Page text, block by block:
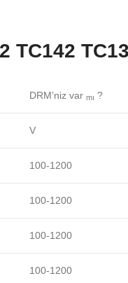
TC142
DRM’niz var mı ?
V
100-1200
100-1200
100-1200
100-1200